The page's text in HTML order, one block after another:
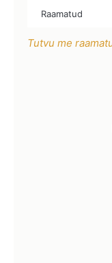
Raamatud
Tutvu me